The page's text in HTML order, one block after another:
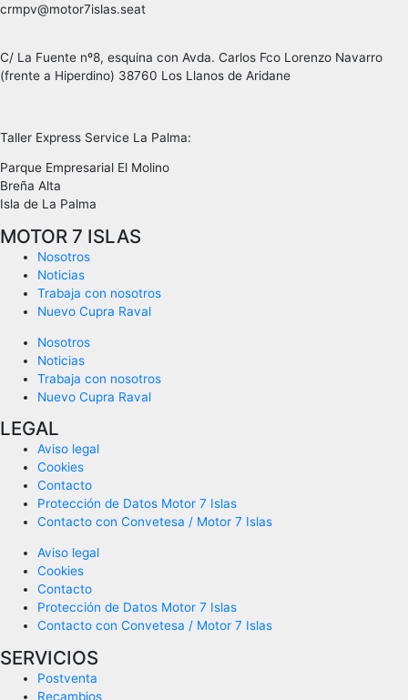
crmpv@motor7islas.seat
C/ La Fuente nº8, esquina con Avda. Carlos Fco Lorenzo Navarro
(frente a Hiperdino) 38760 Los Llanos de Aridane
Taller Express Service La Palma:
Parque Empresarial El Molino
Breña Alta
Isla de La Palma
MOTOR 7 ISLAS
Nosotros
Noticias
Trabaja con nosotros
Nuevo Cupra Raval
Nosotros
Noticias
Trabaja con nosotros
Nuevo Cupra Raval
LEGAL
Aviso legal
Cookies
Contacto
Protección de Datos Motor 7 Islas
Contacto con Convetesa / Motor 7 Islas
Aviso legal
Cookies
Contacto
Protección de Datos Motor 7 Islas
Contacto con Convetesa / Motor 7 Islas
SERVICIOS
Postventa
Recambios